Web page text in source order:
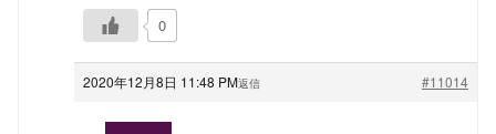
0
2020年12月8日 11:48 PM #11014
返信